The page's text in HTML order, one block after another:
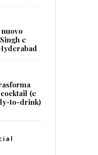
e
(e
to-drink)